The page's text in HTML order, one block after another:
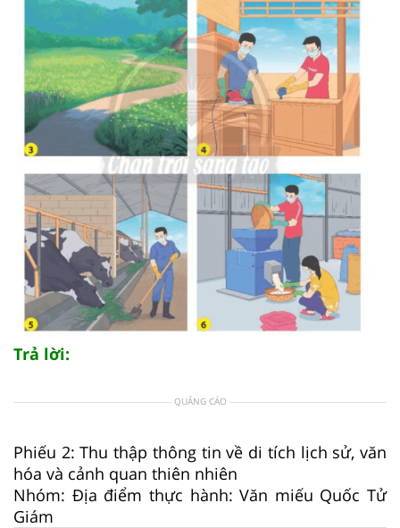
Trả lời:
QUẢNG CÁO
Phiếu 2: Thu thập thông tin về di tích lịch sử, văn
hóa và cảnh quan thiên nhiên
Nhóm: Địa điểm thực hành: Văn miếu Quốc Tử
Giám